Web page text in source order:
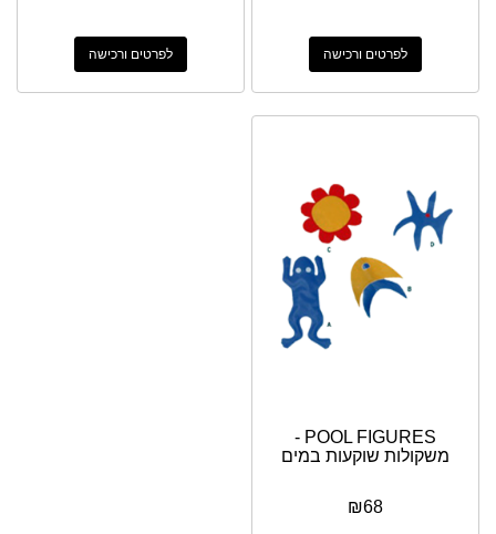
לפרטים ורכישה לפרטים ורכישה
POOL FIGURES -
משקולות שוקעות במים
₪68